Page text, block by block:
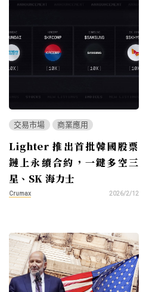
交易市場 商業應用
Lighter 推出首批韓國股票
鏈上永續合約，一鍵多空三
星、SK 海力士
Crumax 2026/2/12